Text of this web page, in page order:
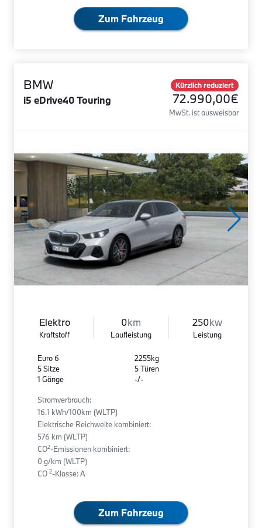
Zum Fahrzeug
BMW
i5 eDrive40 Touring
Kürzlich reduziert
72.990,00€
MwSt. ist ausweisbar
Elektro
Kraftstoff
0km
Laufleistung
250kw
Leistung
Euro 6
5 Sitze
1 Gänge
2255kg
5 Türen
-/-
Stromverbrauch:
16.1 kWh/100km (WLTP)
Elektrische Reichweite kombiniert:
576 km (WLTP)
CO2-Emissionen kombiniert:
0 g/km (WLTP)
CO 2-Klasse: A
Zum Fahrzeug